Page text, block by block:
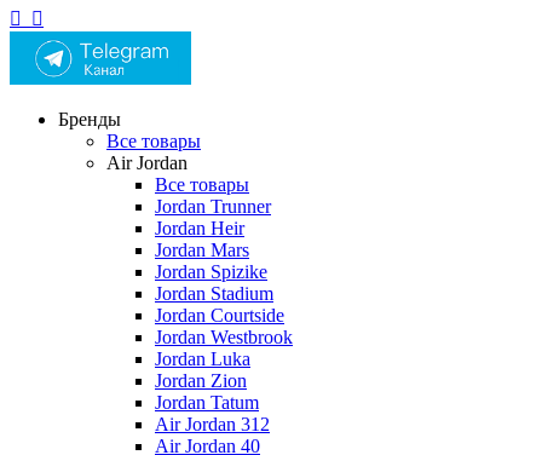
Бренды
Все товары
Air Jordan
Все товары
Jordan Trunner
Jordan Heir
Jordan Mars
Jordan Spizike
Jordan Stadium
Jordan Courtside
Jordan Westbrook
Jordan Luka
Jordan Zion
Jordan Tatum
Air Jordan 312
Air Jordan 40